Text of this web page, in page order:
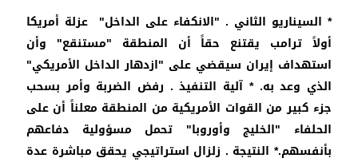
* السيناريو الثاني . "الانكفاء على الداخل" عزلة أمريكا
أولاً ترامب يقتنع حقاً أن المنطقة "مستنقع" وأن
استهداف إيران سيقضي على "ازدهار الداخل الأمريكي"
الذي وعد به. * آلية التنفيذ . رفض الضربة وأمر بسحب
جزء كبير من القوات الأمريكية من المنطقة معلناً أن على
الحلفاء "الخليج وأوروبا" تحمل مسؤولية دفاعهم
بأنفسهم.* النتيجة . زلزال استراتيجي يحقق مباشرة عدة